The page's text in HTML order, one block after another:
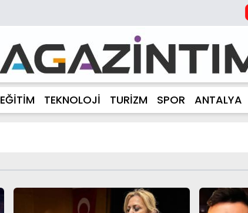
EĞİTİM TEKNOLOJİ TURİZM SPOR ANTALYA